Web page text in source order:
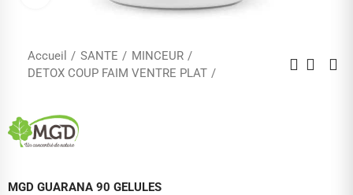
Accueil SANTE
MINCEUR
DETOX COUP FAIM VENTRE PLAT
MGD GUARANA 90 GELULES